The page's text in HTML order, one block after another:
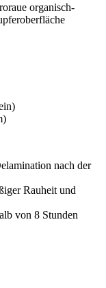
organisch-
nach der
Rauheit und
von 8 Stunden